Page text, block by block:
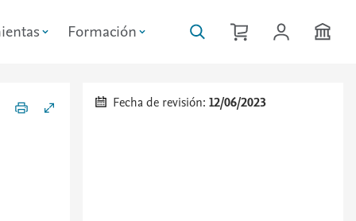
Formación
Fecha de revisión:12/06/2023